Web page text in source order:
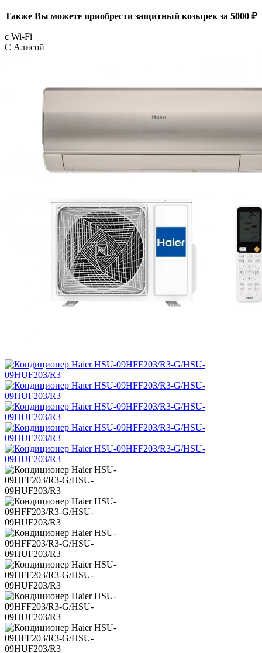
Также Вы можете приобрести защитный козырек за 5000 ₽
с Wi-Fi
С Алисой